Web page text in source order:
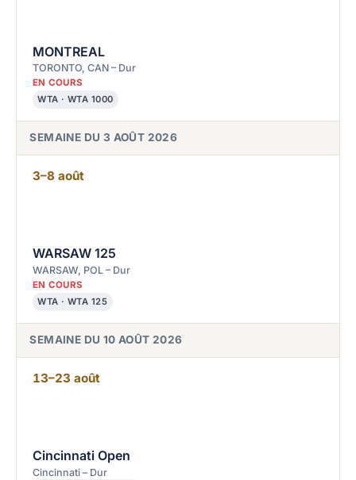
MONTREAL
TORONTO, CAN – Dur
EN COURS
WTA · WTA 1000
SEMAINE DU 3 AOÛT 2026
3–8 août
WARSAW 125
WARSAW, POL – Dur
EN COURS
WTA · WTA 125
SEMAINE DU 10 AOÛT 2026
13–23 août
Cincinnati Open
Cincinnati – Dur